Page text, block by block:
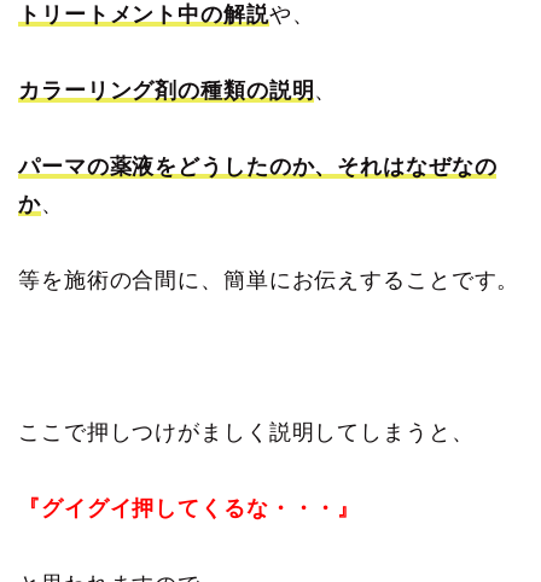
トリートメント中の解説や、
カラーリング剤の種類の説明 、
パーマの薬液をどうしたのか、それはなぜなの
か、
等を施術の合間に、簡単にお伝えすることです。
ここで押しつけがましく説明してしまうと、
『グイグイ押してくるな・・・』